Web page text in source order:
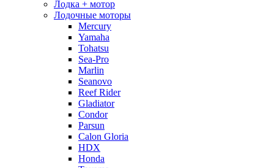
Лодка + мотор
Лодочные моторы
Mercury
Yamaha
Tohatsu
Sea-Pro
Marlin
Seanovo
Reef Rider
Gladiator
Condor
Parsun
Calon Gloria
HDX
Honda